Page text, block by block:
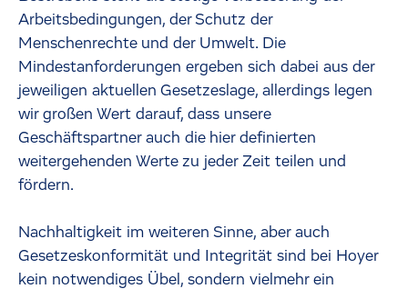
Arbeitsbedingungen, der Schutz der
Menschenrechte und der Umwelt. Die
Mindestanforderungen ergeben sich dabei aus der
jeweiligen aktuellen Gesetzeslage, allerdings legen
wir großen Wert darauf, dass unsere
Geschäftspartner auch die hier definierten
weitergehenden Werte zu jeder Zeit teilen und
fördern.
Nachhaltigkeit im weiteren Sinne, aber auch
Gesetzeskonformität und Integrität sind bei Hoyer
kein notwendiges Übel, sondern vielmehr ein